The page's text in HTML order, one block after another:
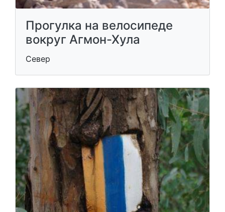
Прогулка на велосипеде
вокруг Агмон-Хула
Север